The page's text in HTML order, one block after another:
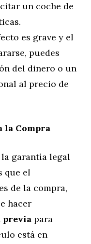
un coche de
es grave y el
puedes
del dinero o un
al precio de
la Compra
garantía legal
que el
de la compra,
hacer
previa para
está en